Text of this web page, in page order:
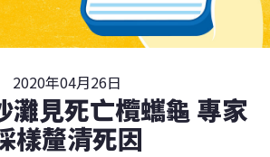
2020年04月26日
灘見死亡欖蠵龜 專家
樣釐清死因